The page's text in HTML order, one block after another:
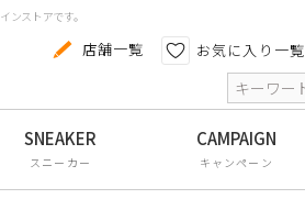
ンストアです。
店舗一覧 お気に入り一覧
スニーカー キャンペーン
ーズ
色から探す